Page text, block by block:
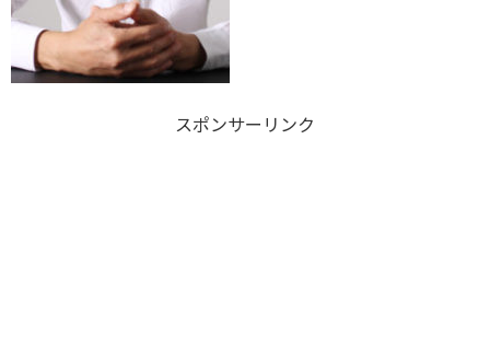
スポンサーリンク